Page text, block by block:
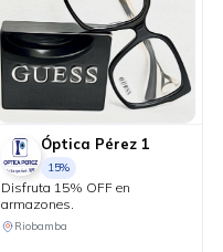
Óptica Pérez 1
15%
Disfruta 15% OFF en
armazones.
Riobamba